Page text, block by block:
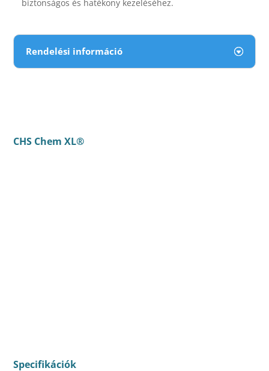
biztonságos és hatékony kezeléséhez.
Rendelési információ
CHS Chem XL®
Specifikációk